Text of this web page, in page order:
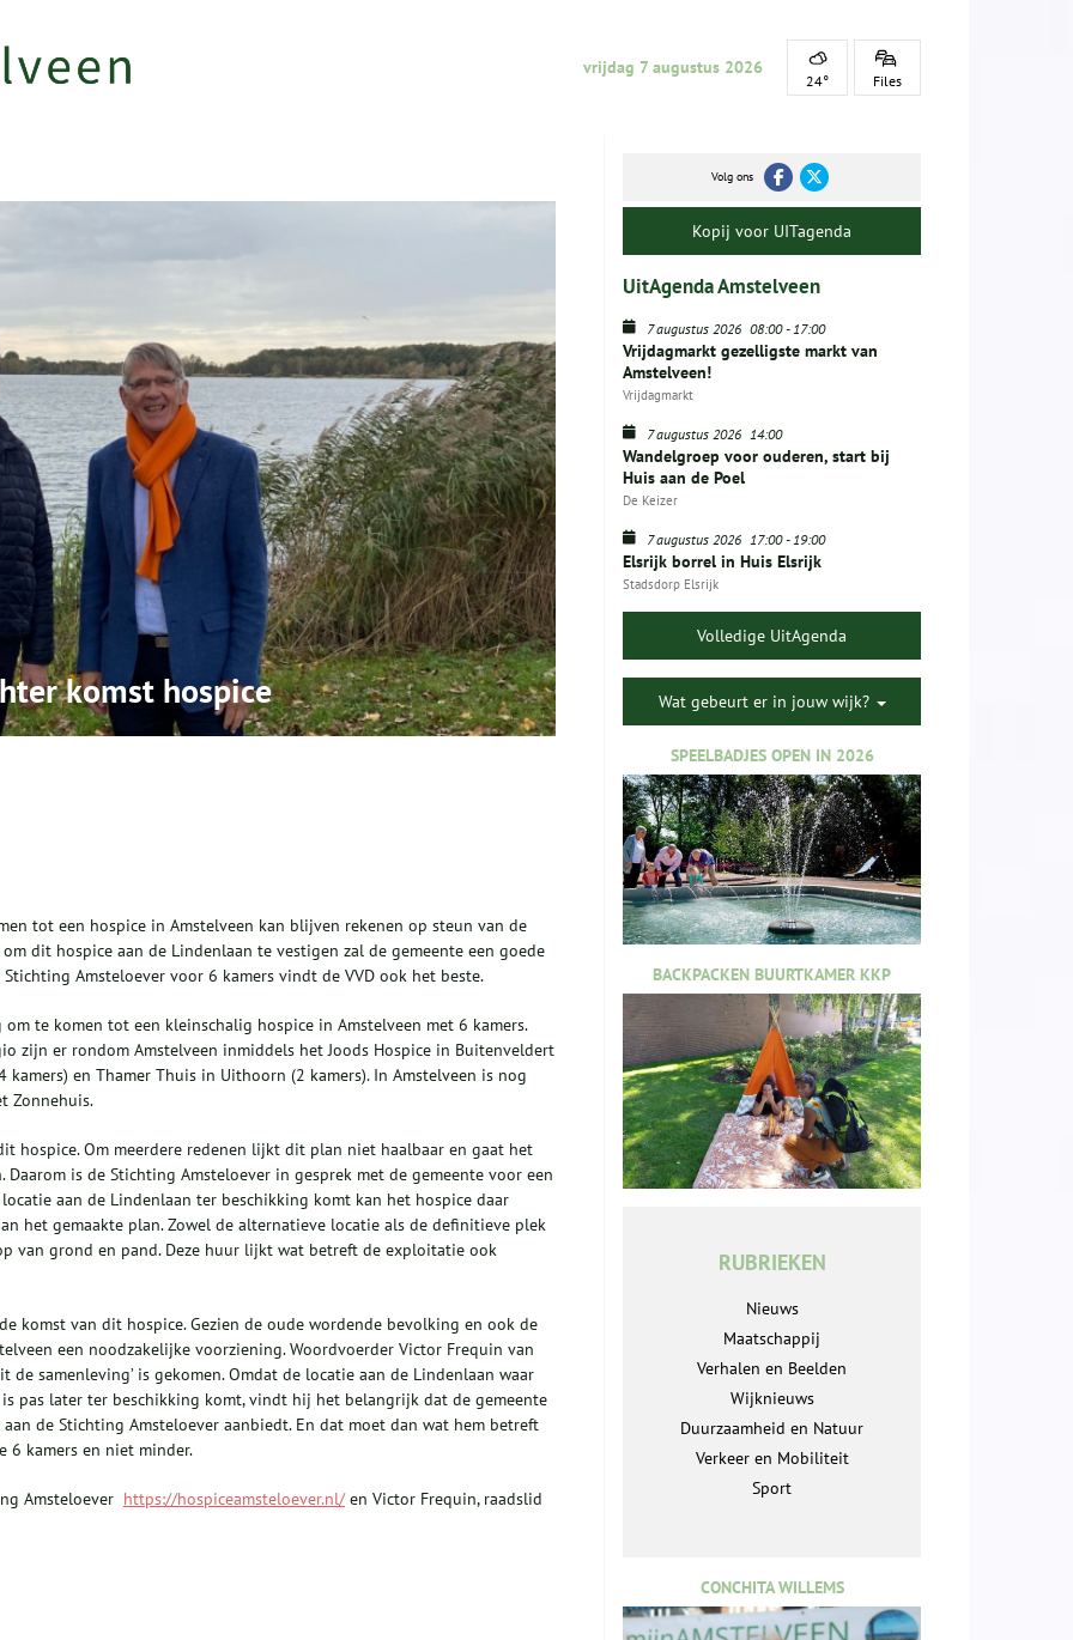
vrijdag 7 augustus 2026
24° Files
komst hospice
tot een hospice in Amstelveen kan blijven rekenen op steun van de
dit hospice aan de Lindenlaan te vestigen zal de gemeente een goede
Amsteloever voor 6 kamers vindt de VVD ook het beste.
te komen tot een kleinschalig hospice in Amstelveen met 6 kamers.
zijn er rondom Amstelveen inmiddels het Joods Hospice in Buitenveldert
kamers) en Thamer Thuis in Uithoorn (2 kamers). In Amstelveen is nog
Zonnehuis.
hospice. Om meerdere redenen lijkt dit plan niet haalbaar en gaat het
is de Stichting Amsteloever in gesprek met de gemeente voor een
aan de Lindenlaan ter beschikking komt kan het hospice daar
het gemaakte plan. Zowel de alternatieve locatie als de definitieve plek
van grond en pand. Deze huur lijkt wat betreft de exploitatie ook
komst van dit hospice. Gezien de oude wordende bevolking en ook de
een noodzakelijke voorziening. Woordvoerder Victor Frequin van
samenleving’ is gekomen. Omdat de locatie aan de Lindenlaan waar
pas later ter beschikking komt, vindt hij het belangrijk dat de gemeente
de Stichting Amsteloever aanbiedt. En dat moet dan wat hem betreft
6 kamers en niet minder.
Amsteloever https://hospiceamsteloever.nl/en Victor Frequin, raadslid
Volg ons
Kopij voor UITagenda
UitAgenda Amstelveen
7 augustus 2026 08:00-17:00
Vrijdagmarkt gezelligste markt van
Amstelveen!
Vrijdagmarkt
7 augustus 2026 14:00
Wandelgroep voor ouderen, start bij
Huis aan de Poel
De Keizer
7 augustus 2026 17:00-19:00
Elsrijk borrel in Huis Elsrijk
Stadsdorp Elsrijk
Volledige UitAgenda
Wat gebeurt er in jouw wijk?
SPEELBADJES OPEN IN 2026
BACKPACKEN BUURTKAMER KKP
RUBRIEKEN
Nieuws
Maatschappij
Verhalen en Beelden
Wijknieuws
Duurzaamheid en Natuur
Verkeer en Mobiliteit
Sport
CONCHITA WILLEMS